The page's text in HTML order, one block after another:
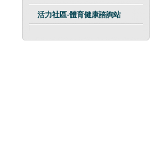
活力社區-體育健康諮詢站